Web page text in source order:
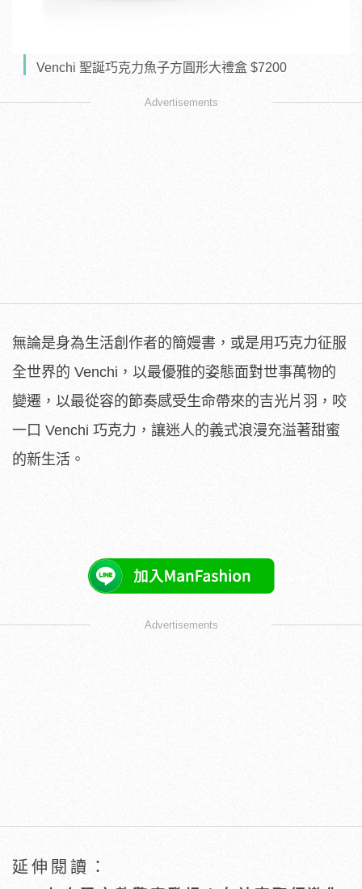
Venchi 聖誕巧克力魚子方圓形大禮盒 $7200
Advertisements
無論是身為生活創作者的簡嫚書，或是用巧克力征服
全世界的 Venchi，以最優雅的姿態面對世事萬物的
變遷，以最從容的節奏感受生命帶來的吉光片羽，咬
一口 Venchi 巧克力，讓迷人的義式浪漫充溢著甜蜜
的新生活。
Advertisements
延伸閱讀：